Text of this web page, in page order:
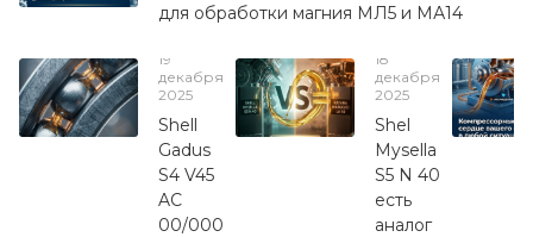
для обработки магния МЛ5 и МА14
19
декабря
2025
Shell
Gadus
S4 V45
AC
00/000
18
декабря
2025
Shel
Mysella
S5 N 40
есть
аналог